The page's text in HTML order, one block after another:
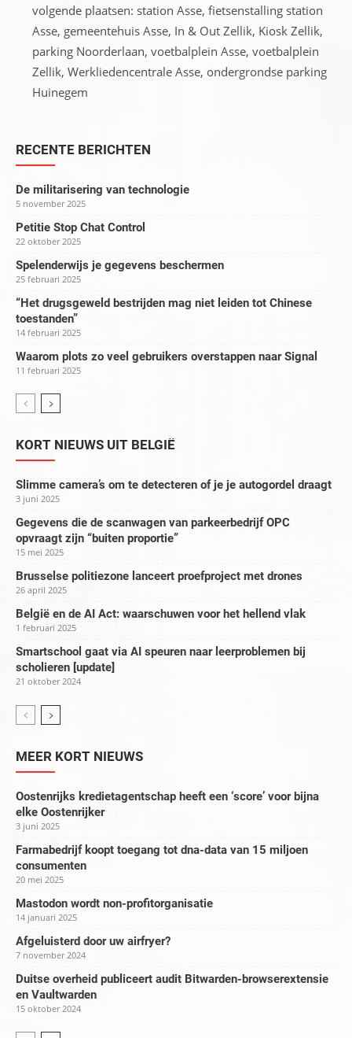
volgende plaatsen: station Asse, fietsenstalling station
Asse, gemeentehuis Asse, In & Out Zellik, Kiosk Zellik,
parking Noorderlaan, voetbalplein Asse, voetbalplein
Zellik, Werkliedencentrale Asse, ondergrondse parking
Huinegem
RECENTE BERICHTEN
De militarisering van technologie
5 november 2025
Petitie Stop Chat Control
22 oktober 2025
Spelenderwijs je gegevens beschermen
25 februari 2025
“Het drugsgeweld bestrijden mag niet leiden tot Chinese
toestanden”
14 februari 2025
Waarom plots zo veel gebruikers overstappen naar Signal
11 februari 2025
KORT NIEUWS UIT BELGIË
Slimme camera’s om te detecteren of je je autogordel draagt
3 juni 2025
Gegevens die de scanwagen van parkeerbedrijf OPC
opvraagt zijn “buiten proportie”
15 mei 2025
Brusselse politiezone lanceert proefproject met drones
26 april 2025
België en de AI Act: waarschuwen voor het hellend vlak
1 februari 2025
Smartschool gaat via AI speuren naar leerproblemen bij
scholieren [update]
21 oktober 2024
MEER KORT NIEUWS
Oostenrijks kredietagentschap heeft een ‘score’ voor bijna
elke Oostenrijker
3 juni 2025
Farmabedrijf koopt toegang tot dna-data van 15 miljoen
consumenten
20 mei 2025
Mastodon wordt non-profitorganisatie
14 januari 2025
Afgeluisterd door uw airfryer?
7 november 2024
Duitse overheid publiceert audit Bitwarden-browserextensie
en Vaultwarden
15 oktober 2024